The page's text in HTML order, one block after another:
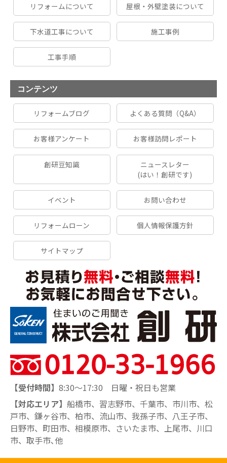
リフォームについて 屋根・外壁塗装について
下水道工事について 施工事例
工事手順
コンテンツ
リフォームブログ よくある質問（Q&A）
お客様アンケート お客様訪問レポート
創研豆知識
ニュースレター
(はい！創研です)
イベント お問い合わせ
リフォームローン 個人情報保護方針
サイトマップ
【受付時間】 8:30～17:30 日曜・祝日も営業
【対応エリア】 船橋市、習志野市、千葉市、市川市、松
戸市、鎌ヶ谷市、柏市、流山市、我孫子市、八王子市、
日野市、町田市、相模原市、さいたま市、上尾市、川口
市、取手市､他